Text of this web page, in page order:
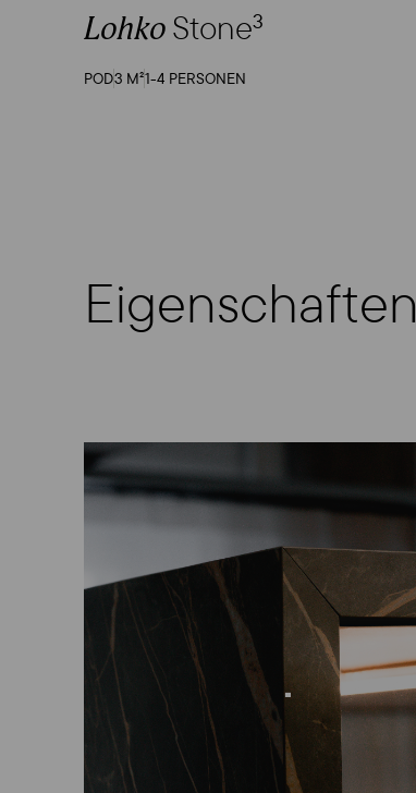
LohkoStone3
POD3 M²1-4 PERSONEN
Eigenschaften